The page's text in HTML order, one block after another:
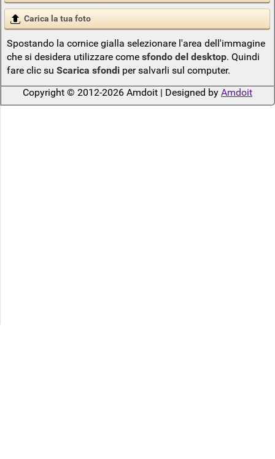
Carica la tua foto
Spostando la cornice gialla selezionare l'area dell'immagine
che si desidera utilizzare come sfondo del desktop. Quindi
fare clic su Scarica sfondiper salvarli sul computer.
Copyright © 2012-2026 Amdoit | Designed by Amdoit